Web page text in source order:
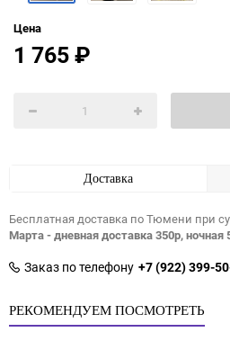
Цена
1 765₽
Доставка
Бесплатная доставка по Тюмени при
Марта - дневная доставка 350р, ночная
Заказ по телефону +7 (922) 399-
РЕКОМЕНДУЕМ ПОСМОТРЕТЬ